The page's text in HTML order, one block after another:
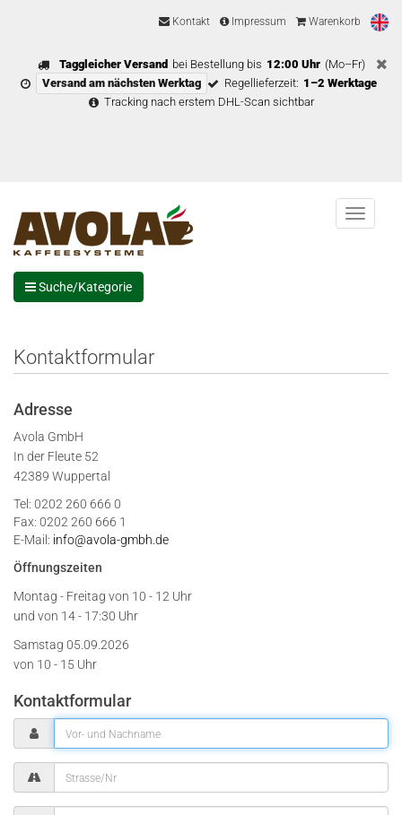
Kontakt Impressum Warenkorb
Taggleicher Versand bei Bestellung bis 12:00 Uhr (Mo–Fr)
Versand am nächsten Werktag
Regellieferzeit: 1–2 Werktage
Tracking nach erstem DHL-Scan sichtbar
Menu
Suche/Kategorie
Kontaktformular
Adresse
Avola GmbH
In der Fleute 52
42389 Wuppertal
Tel: 0202 260 666 0
Fax: 0202 260 666 1
E-Mail: info@avola-gmbh.de
Öffnungszeiten
Montag - Freitag von 10 - 12 Uhr
und von 14 - 17:30 Uhr
Samstag 05.09.2026
von 10 - 15 Uhr
Kontaktformular